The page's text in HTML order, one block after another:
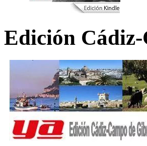
Edición